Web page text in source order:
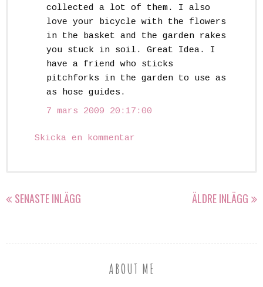
collected a lot of them. I also
love your bicycle with the flowers
in the basket and the garden rakes
you stuck in soil. Great Idea. I
have a friend who sticks
pitchforks in the garden to use as
as hose guides.
7 mars 2009 20:17:00
Skicka en kommentar
SENASTE INLÄGG ÄLDRE INLÄGG
ABOUT ME